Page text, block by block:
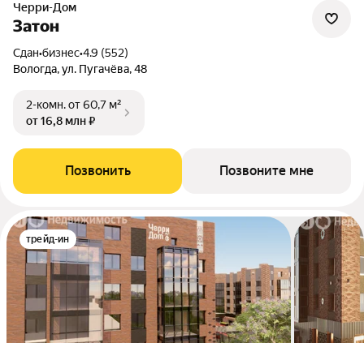
Черри-Дом
Затон
Сдан•бизнес•4.9 (552)
Вологда, ул. Пугачёва, 48
2-комн.от 60,7 м²
от 16,8 млн ₽
Позвонить Позвоните мне
трейд-ин